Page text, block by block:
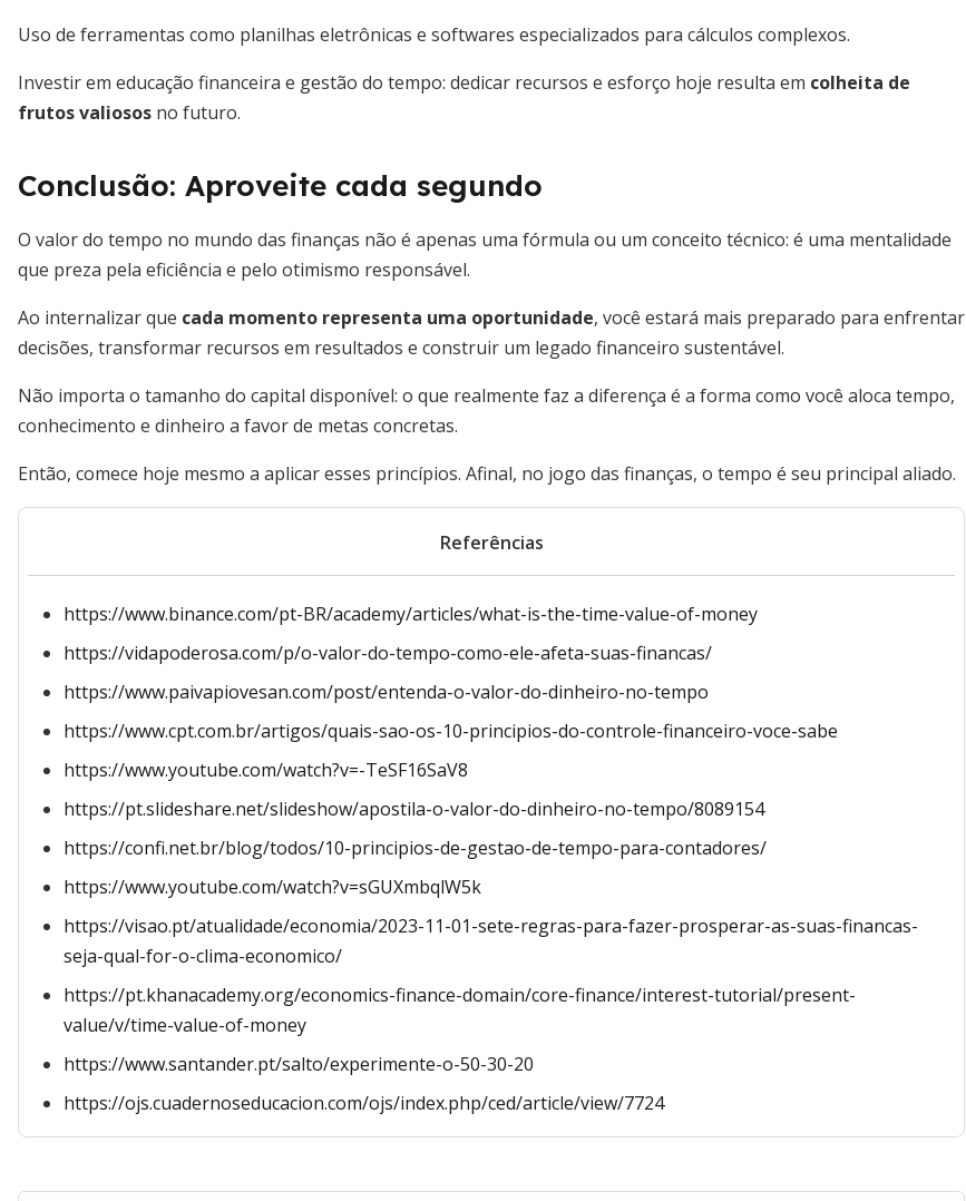
Uso de ferramentas como planilhas eletrônicas e softwares especializados para cálculos complexos.
Investir em educação financeira e gestão do tempo: dedicar recursos e esforço hoje resulta em colheita de
frutos valiosos no futuro.
Conclusão: Aproveite cada segundo
O valor do tempo no mundo das finanças não é apenas uma fórmula ou um conceito técnico: é uma mentalidade
que preza pela eficiência e pelo otimismo responsável.
Ao internalizar que cada momento representa uma oportunidade, você estará mais preparado para enfrentar
decisões, transformar recursos em resultados e construir um legado financeiro sustentável.
Não importa o tamanho do capital disponível: o que realmente faz a diferença é a forma como você aloca tempo,
conhecimento e dinheiro a favor de metas concretas.
Então, comece hoje mesmo a aplicar esses princípios. Afinal, no jogo das finanças, o tempo é seu principal aliado.
Referências
https://www.binance.com/pt-BR/academy/articles/what-is-the-time-value-of-money
https://vidapoderosa.com/p/o-valor-do-tempo-como-ele-afeta-suas-financas/
https://www.paivapiovesan.com/post/entenda-o-valor-do-dinheiro-no-tempo
https://www.cpt.com.br/artigos/quais-sao-os-10-principios-do-controle-financeiro-voce-sabe
https://www.youtube.com/watch?v=-TeSF16SaV8
https://pt.slideshare.net/slideshow/apostila-o-valor-do-dinheiro-no-tempo/8089154
https://confi.net.br/blog/todos/10-principios-de-gestao-de-tempo-para-contadores/
https://www.youtube.com/watch?v=sGUXmbqlW5k
https://visao.pt/atualidade/economia/2023-11-01-sete-regras-para-fazer-prosperar-as-suas-financas-
seja-qual-for-o-clima-economico/
https://pt.khanacademy.org/economics-finance-domain/core-finance/interest-tutorial/present-
value/v/time-value-of-money
https://www.santander.pt/salto/experimente-o-50-30-20
https://ojs.cuadernoseducacion.com/ojs/index.php/ced/article/view/7724